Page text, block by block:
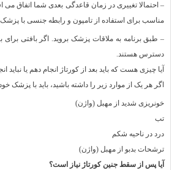
– احتمالا تغییری در زمان قاعدگی بعدی شما اتفاق
مناسب برای استفاده از تامپون و رابطه جنسی با
– طبق برنامه به ملاقات پزشک بروید. اگر بافتی
دسترس هستند.
آیا چیزی هست که باید بعد از کورتاژ انجام دهم یا نباید
اگر هر یک از موارد زیر را داشته باشید، باید با پزشک
خونریزی شدید از مهبل (واژن)
تب
درد در ناحیه شکم
ترشحات بدبو از مهبل (واژن)
آیا پس از سقط جنین کورتاژ نیاز است؟